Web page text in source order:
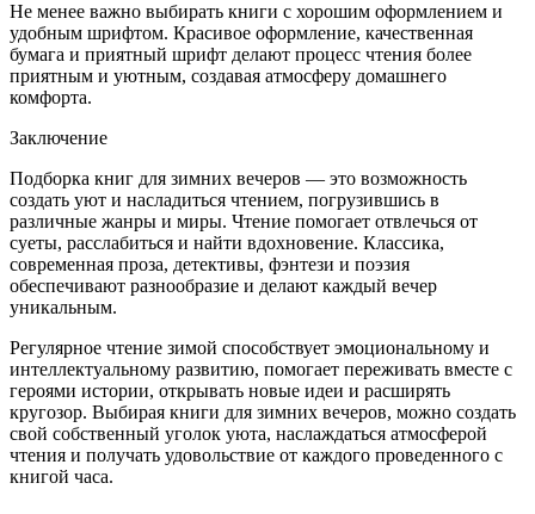
Не менее важно выбирать книги с хорошим оформлением и
удобным шрифтом. Красивое оформление, качественная
бумага и приятный шрифт делают процесс чтения более
приятным и уютным, создавая атмосферу домашнего
комфорта.
Заключение
Подборка книг для зимних вечеров — это возможность
создать уют и насладиться чтением, погрузившись в
различные жанры и миры. Чтение помогает отвлечься от
суеты, расслабиться и найти вдохновение. Классика,
современная проза, детективы, фэнтези и поэзия
обеспечивают разнообразие и делают каждый вечер
уникальным.
Регулярное чтение зимой способствует эмоциональному и
интеллектуальному развитию, помогает переживать вместе с
героями истории, открывать новые идеи и расширять
кругозор. Выбирая книги для зимних вечеров, можно создать
свой собственный уголок уюта, наслаждаться атмосферой
чтения и получать удовольствие от каждого проведенного с
книгой часа.